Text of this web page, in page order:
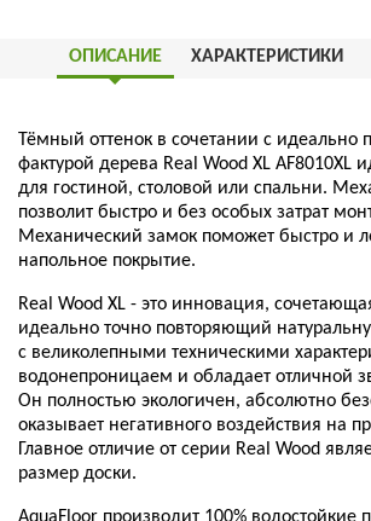
ОПИСАНИЕ ХАРАКТЕРИСТИКИ
Тёмный оттенок в сочетании с идеально
фактурой дерева Real Wood XL AF8010XL
для гостиной, столовой или спальни.
позволит быстро и без особых затрат
Механический замок поможет быстро и
напольное покрытие.
Real Wood XL - это инновация,
идеально точно повторяющий
с великолепными техническими
водонепроницаем и обладает отличной
Он полностью экологичен, абсолютно
оказывает негативного воздействия на
Главное отличие от серии Real Wood
размер доски.